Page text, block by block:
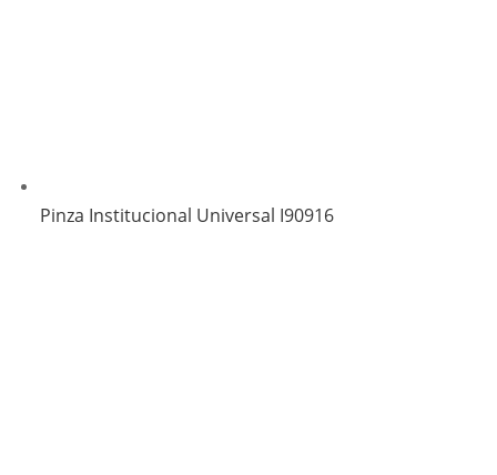
Pinza Institucional Universal I90916